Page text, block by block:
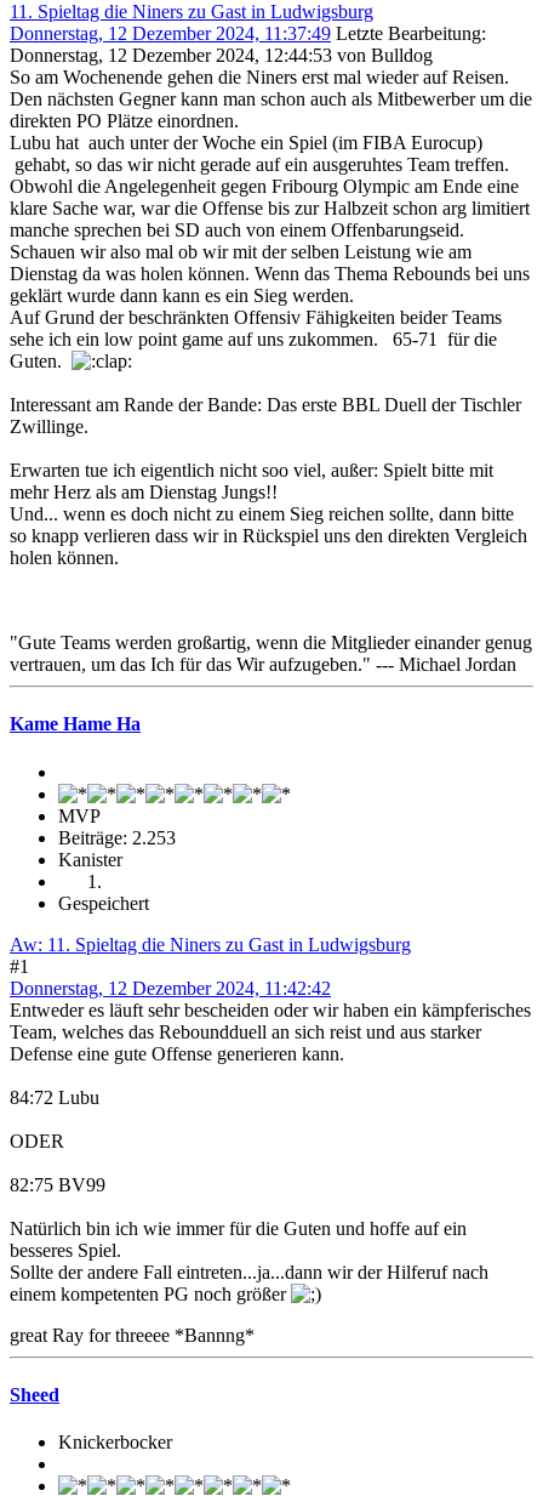
11. Spieltag die Niners zu Gast in Ludwigsburg
Donnerstag, 12 Dezember 2024, 11:37:49 Letzte Bearbeitung:
Donnerstag, 12 Dezember 2024, 12:44:53 von Bulldog
So am Wochenende gehen die Niners erst mal wieder auf Reisen.
Den nächsten Gegner kann man schon auch als Mitbewerber um die
direkten PO Plätze einordnen.
Lubu hat auch unter der Woche ein Spiel (im FIBA Eurocup)
gehabt, so das wir nicht gerade auf ein ausgeruhtes Team treffen.
Obwohl die Angelegenheit gegen Fribourg Olympic am Ende eine
klare Sache war, war die Offense bis zur Halbzeit schon arg limitiert
manche sprechen bei SD auch von einem Offenbarungseid.
Schauen wir also mal ob wir mit der selben Leistung wie am
Dienstag da was holen können. Wenn das Thema Rebounds bei uns
geklärt wurde dann kann es ein Sieg werden.
Auf Grund der beschränkten Offensiv Fähigkeiten beider Teams
sehe ich ein low point game auf uns zukommen. 65-71 für die
Guten.
Interessant am Rande der Bande: Das erste BBL Duell der Tischler
Zwillinge.
Erwarten tue ich eigentlich nicht soo viel, außer: Spielt bitte mit
mehr Herz als am Dienstag Jungs!!
Und... wenn es doch nicht zu einem Sieg reichen sollte, dann bitte
so knapp verlieren dass wir in Rückspiel uns den direkten Vergleich
holen können.
"Gute Teams werden großartig, wenn die Mitglieder einander genug
vertrauen, um das Ich für das Wir aufzugeben." --- Michael Jordan
Kame Hame Ha
MVP
Beiträge: 2.253
Kanister
Gespeichert
Aw: 11. Spieltag die Niners zu Gast in Ludwigsburg
#1
Donnerstag, 12 Dezember 2024, 11:42:42
Entweder es läuft sehr bescheiden oder wir haben ein kämpferisches
Team, welches das Reboundduell an sich reist und aus starker
Defense eine gute Offense generieren kann.
84:72 Lubu
ODER
82:75 BV99
Natürlich bin ich wie immer für die Guten und hoffe auf ein
besseres Spiel.
Sollte der andere Fall eintreten...ja...dann wir der Hilferuf nach
einem kompetenten PG noch größer
great Ray for threeee *Bannng*
Sheed
Knickerbocker